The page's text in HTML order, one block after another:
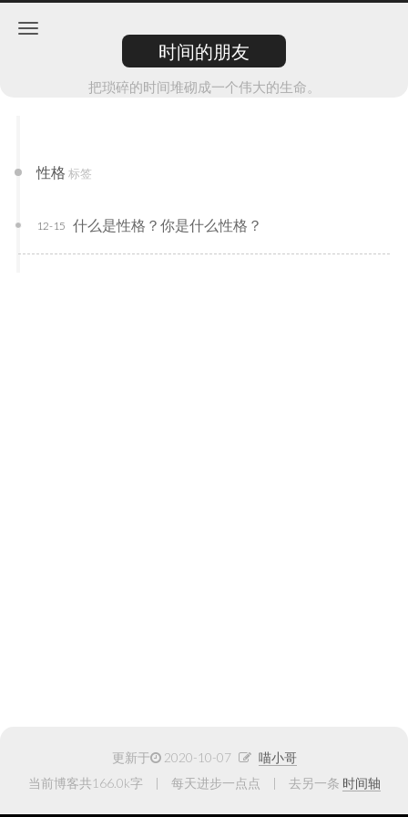
时间的朋友
把琐碎的时间堆砌成一个伟大的生命。
性格 标签
什么是性格？你是什么性格？
12-15
更新于 2020-10-07
喵小哥
当前博客共166.0k字
每天进步一点点 去另一条 时间轴